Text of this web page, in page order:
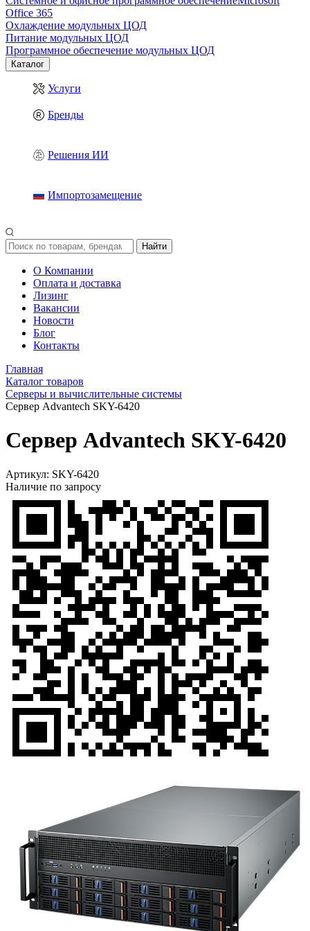
Office 365
Охлаждение модульных ЦОД
Питание модульных ЦОД
Программное обеспечение модульных ЦОД
Каталог
Услуги
Бренды
Решения ИИ
Импортозамещение
Найти
О Компании
Оплата и доставка
Лизинг
Вакансии
Новости
Блог
Контакты
Главная
Каталог товаров
Серверы и вычислительные системы
Сервер Advantech SKY-6420
Сервер Advantech SKY-6420
Артикул: SKY-6420
Наличие по запросу